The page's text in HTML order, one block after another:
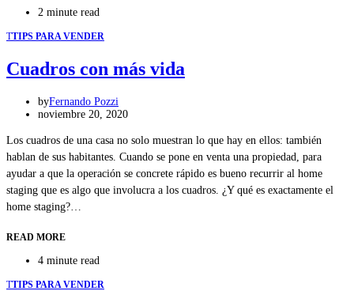
2 minute read
TTIPS PARA VENDER
Cuadros con más vida
byFernando Pozzi
noviembre 20, 2020
Los cuadros de una casa no solo muestran lo que hay en ellos: también
hablan de sus habitantes. Cuando se pone en venta una propiedad, para
ayudar a que la operación se concrete rápido es bueno recurrir al home
staging que es algo que involucra a los cuadros. ¿Y qué es exactamente el
home staging?…
READ MORE
4 minute read
TTIPS PARA VENDER